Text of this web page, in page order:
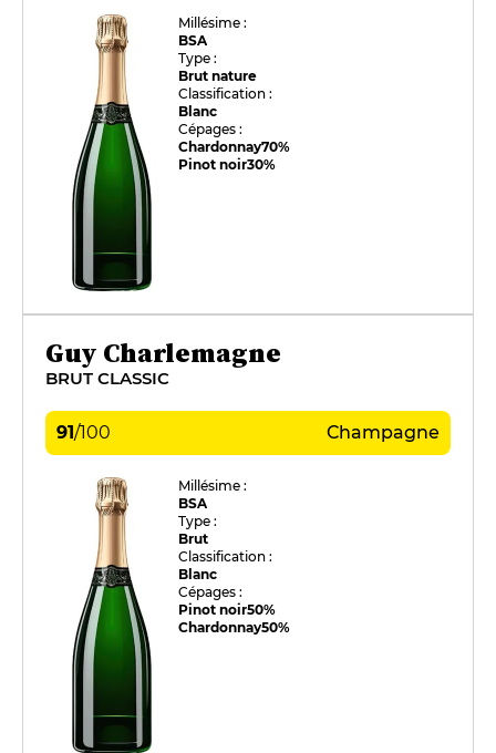
Millésime :
BSA
Type :
Brut nature
Classification :
Blanc
Cépages :
Chardonnay70%
Pinot noir30%
Guy Charlemagne
BRUT CLASSIC
91/100 Champagne
Millésime :
BSA
Type :
Brut
Classification :
Blanc
Cépages :
Pinot noir50%
Chardonnay50%